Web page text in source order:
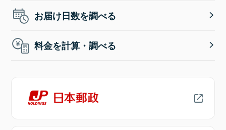
お届け日数を調べる
料金を計算・調べる